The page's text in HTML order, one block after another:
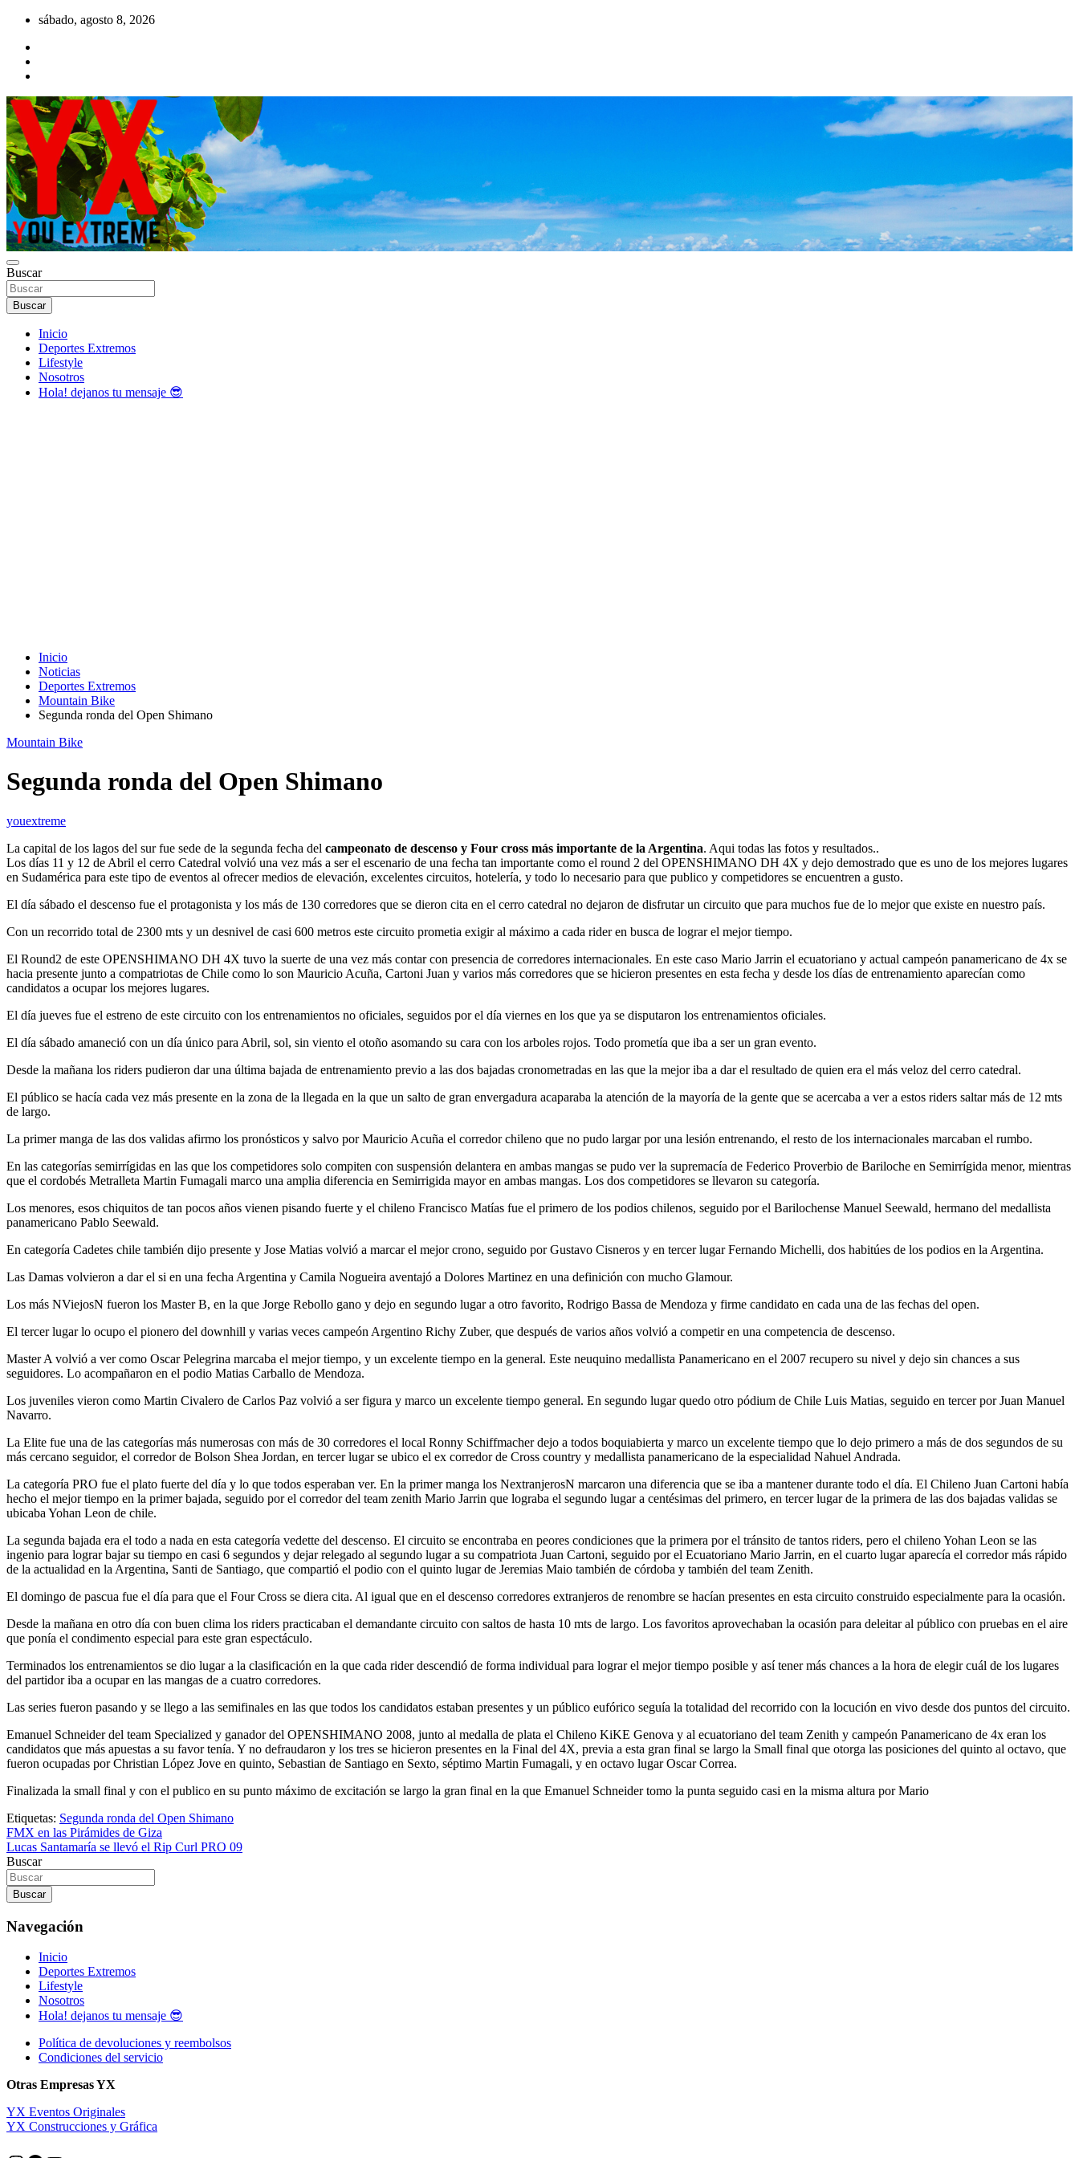
Saltar
contenido
sábado, agosto 8, 2026
YOU EXTREME
YX Deportes Extremos Lifestyle
Buscar
Buscar
Inicio
Deportes Extremos
Lifestyle
Nosotros
Hola! dejanos tu mensaje 😎
Inicio
Noticias
Deportes Extremos
Mountain Bike
Segunda ronda del Open Shimano
Mountain Bike
Segunda ronda del Open Shimano
youextreme
La capital de los lagos del sur fue sede de la segunda fecha del campeonato de descenso y Four cross más importante de la Argentina. Aqui todas las fotos y resultados..
Los días 11 y 12 de Abril el cerro Catedral volvió una vez más a ser el escenario de una fecha tan importante como el round 2 del OPENSHIMANO DH 4X y dejo demostrado que es uno de los mejores lugares
en Sudamérica para este tipo de eventos al ofrecer medios de elevación, excelentes circuitos, hotelería, y todo lo necesario para que publico y competidores se encuentren a gusto.
El día sábado el descenso fue el protagonista y los más de 130 corredores que se dieron cita en el cerro catedral no dejaron de disfrutar un circuito que para muchos fue de lo mejor que existe en nuestro país.
Con un recorrido total de 2300 mts y un desnivel de casi 600 metros este circuito prometia exigir al máximo a cada rider en busca de lograr el mejor tiempo.
El Round2 de este OPENSHIMANO DH 4X tuvo la suerte de una vez más contar con presencia de corredores internacionales. En este caso Mario Jarrin el ecuatoriano y actual campeón panamericano de 4x se
hacia presente junto a compatriotas de Chile como lo son Mauricio Acuña, Cartoni Juan y varios más corredores que se hicieron presentes en esta fecha y desde los días de entrenamiento aparecían como
candidatos a ocupar los mejores lugares.
El día jueves fue el estreno de este circuito con los entrenamientos no oficiales, seguidos por el día viernes en los que ya se disputaron los entrenamientos oficiales.
El día sábado amaneció con un día único para Abril, sol, sin viento el otoño asomando su cara con los arboles rojos. Todo prometía que iba a ser un gran evento.
Desde la mañana los riders pudieron dar una última bajada de entrenamiento previo a las dos bajadas cronometradas en las que la mejor iba a dar el resultado de quien era el más veloz del cerro catedral.
El público se hacía cada vez más presente en la zona de la llegada en la que un salto de gran envergadura acaparaba la atención de la mayoría de la gente que se acercaba a ver a estos riders saltar más de 12 mts
de largo.
La primer manga de las dos validas afirmo los pronósticos y salvo por Mauricio Acuña el corredor chileno que no pudo largar por una lesión entrenando, el resto de los internacionales marcaban el rumbo.
En las categorías semirrígidas en las que los competidores solo compiten con suspensión delantera en ambas mangas se pudo ver la supremacía de Federico Proverbio de Bariloche en Semirrígida menor, mientras
que el cordobés Metralleta Martin Fumagali marco una amplia diferencia en Semirrigida mayor en ambas mangas. Los dos competidores se llevaron su categoría.
Los menores, esos chiquitos de tan pocos años vienen pisando fuerte y el chileno Francisco Matías fue el primero de los podios chilenos, seguido por el Barilochense Manuel Seewald, hermano del medallista
panamericano Pablo Seewald.
En categoría Cadetes chile también dijo presente y Jose Matias volvió a marcar el mejor crono, seguido por Gustavo Cisneros y en tercer lugar Fernando Michelli, dos habitúes de los podios en la Argentina.
Las Damas volvieron a dar el si en una fecha Argentina y Camila Nogueira aventajó a Dolores Martinez en una definición con mucho Glamour.
Los más NViejosN fueron los Master B, en la que Jorge Rebollo gano y dejo en segundo lugar a otro favorito, Rodrigo Bassa de Mendoza y firme candidato en cada una de las fechas del open.
El tercer lugar lo ocupo el pionero del downhill y varias veces campeón Argentino Richy Zuber, que después de varios años volvió a competir en una competencia de descenso.
Master A volvió a ver como Oscar Pelegrina marcaba el mejor tiempo, y un excelente tiempo en la general. Este neuquino medallista Panamericano en el 2007 recupero su nivel y dejo sin chances a sus
seguidores. Lo acompañaron en el podio Matias Carballo de Mendoza.
Los juveniles vieron como Martin Civalero de Carlos Paz volvió a ser figura y marco un excelente tiempo general. En segundo lugar quedo otro pódium de Chile Luis Matias, seguido en tercer por Juan Manuel
Navarro.
La Elite fue una de las categorías más numerosas con más de 30 corredores el local Ronny Schiffmacher dejo a todos boquiabierta y marco un excelente tiempo que lo dejo primero a más de dos segundos de su
más cercano seguidor, el corredor de Bolson Shea Jordan, en tercer lugar se ubico el ex corredor de Cross country y medallista panamericano de la especialidad Nahuel Andrada.
La categoría PRO fue el plato fuerte del día y lo que todos esperaban ver. En la primer manga los NextranjerosN marcaron una diferencia que se iba a mantener durante todo el día. El Chileno Juan Cartoni había
hecho el mejor tiempo en la primer bajada, seguido por el corredor del team zenith Mario Jarrin que lograba el segundo lugar a centésimas del primero, en tercer lugar de la primera de las dos bajadas validas se
ubicaba Yohan Leon de chile.
La segunda bajada era el todo a nada en esta categoría vedette del descenso. El circuito se encontraba en peores condiciones que la primera por el tránsito de tantos riders, pero el chileno Yohan Leon se las
ingenio para lograr bajar su tiempo en casi 6 segundos y dejar relegado al segundo lugar a su compatriota Juan Cartoni, seguido por el Ecuatoriano Mario Jarrin, en el cuarto lugar aparecía el corredor más rápido
de la actualidad en la Argentina, Santi de Santiago, que compartió el podio con el quinto lugar de Jeremias Maio también de córdoba y también del team Zenith.
El domingo de pascua fue el día para que el Four Cross se diera cita. Al igual que en el descenso corredores extranjeros de renombre se hacían presentes en esta circuito construido especialmente para la ocasión.
Desde la mañana en otro día con buen clima los riders practicaban el demandante circuito con saltos de hasta 10 mts de largo. Los favoritos aprovechaban la ocasión para deleitar al público con pruebas en el aire
que ponía el condimento especial para este gran espectáculo.
Terminados los entrenamientos se dio lugar a la clasificación en la que cada rider descendió de forma individual para lograr el mejor tiempo posible y así tener más chances a la hora de elegir cuál de los lugares
del partidor iba a ocupar en las mangas de a cuatro corredores.
Las series fueron pasando y se llego a las semifinales en las que todos los candidatos estaban presentes y un público eufórico seguía la totalidad del recorrido con la locución en vivo desde dos puntos del circuito.
Emanuel Schneider del team Specialized y ganador del OPENSHIMANO 2008, junto al medalla de plata el Chileno KiKE Genova y al ecuatoriano del team Zenith y campeón Panamericano de 4x eran los
candidatos que más apuestas a su favor tenía. Y no defraudaron y los tres se hicieron presentes en la Final del 4X, previa a esta gran final se largo la Small final que otorga las posiciones del quinto al octavo, que
fueron ocupadas por Christian López Jove en quinto, Sebastian de Santiago en Sexto, séptimo Martin Fumagali, y en octavo lugar Oscar Correa.
Finalizada la small final y con el publico en su punto máximo de excitación se largo la gran final en la que Emanuel Schneider tomo la punta seguido casi en la misma altura por Mario
Etiquetas: Segunda ronda del Open Shimano
Navegación
de
entradas
FMX en las Pirámides de Giza
Lucas Santamaría se llevó el Rip Curl PRO 09
Buscar
Buscar
Navegación
Inicio
Deportes Extremos
Lifestyle
Nosotros
Hola! dejanos tu mensaje 😎
Política de devoluciones y reembolsos
Condiciones del servicio
Otras Empresas YX
YX Eventos Originales
YX Construcciones y Gráfica